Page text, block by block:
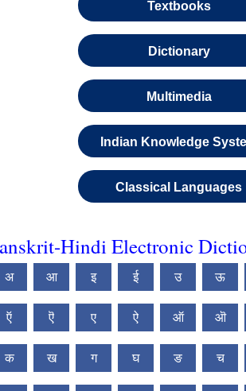
Textbooks
Dictionary
Multimedia
Indian Knowledge
Classical Languages
Hindi Electronic
अ आ इ ई उ ऊ
ऍ ऎ ए ऐ ऑ ऒ
क ख ग घ ङ च